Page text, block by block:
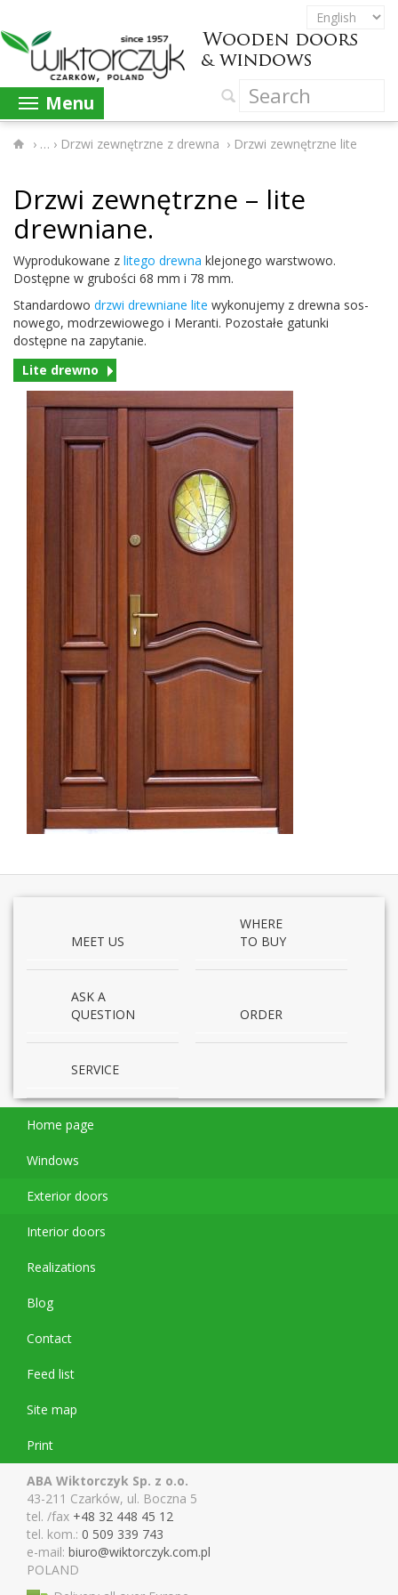
Menu
› Drzwi zewnętrzne z drewna › Drzwi zewnętrzne lite
Drzwi zewnętrzne – lite
drewniane.
Wypro­dukowane z litego drewna kle­jonego warst­wowo.
Dostępne w grubości 68 mm i 78 mm.
Stan­dar­d­owo drzwi drew­ni­ane lite wykonu­jemy z drewna sos­
nowego, mod­rzewiowego i Mer­anti. Pozostałe gatunki
dostępne na zapytanie.
Lite drewno
MEET US
WHERE
TO BUY
ASK A
QUESTION
ORDER
SERVICE
Home page
Windows
Exterior doors
Interior doors
Realizations
Blog
Contact
Feed list
Site map
Print
ABA Wiktorczyk Sp. z o.o.
43-211 Czarków, ul. Boczna 5
tel. /fax +48 32 448 45 12
tel. kom.: 0 509 339 743
e-mail: biuro@wiktorczyk.com.pl
POLAND